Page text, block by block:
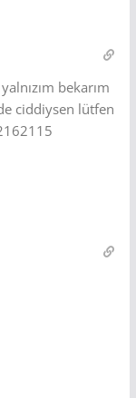
bekarım
ciddiysen lütfen